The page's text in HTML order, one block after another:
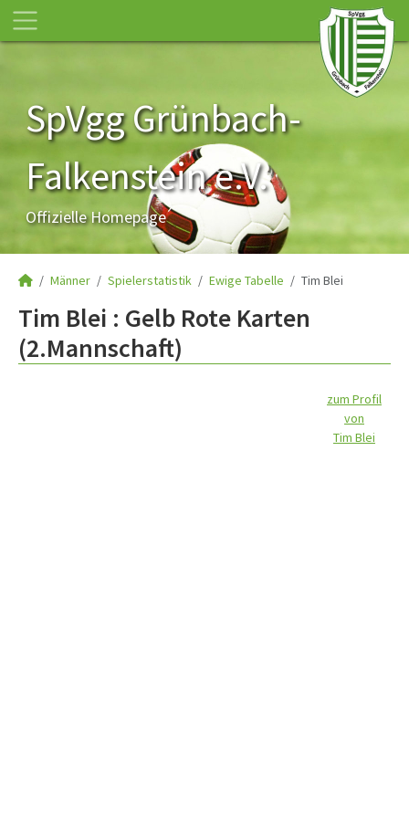
SpVgg Grünbach-
Falkenstein e.V.
Offizielle Homepage
Männer Spielerstatistik Ewige Tabelle Tim Blei
Tim Blei : Gelb Rote Karten
(2.Mannschaft)
zum Profil
von
Tim Blei